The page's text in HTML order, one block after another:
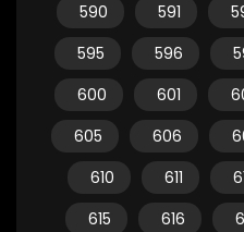
590
591
595
596
600
601
605
606
610
611
615
616